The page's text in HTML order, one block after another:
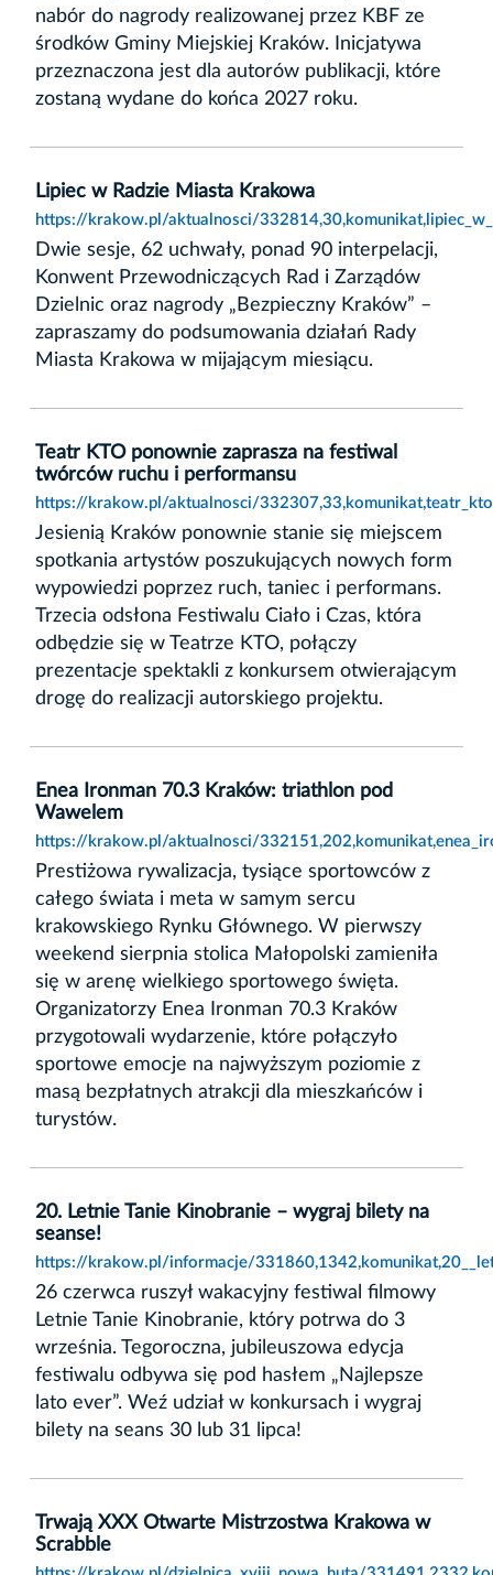
nabór do nagrody realizowanej przez KBF ze
środków Gminy Miejskiej Kraków. Inicjatywa
przeznaczona jest dla autorów publikacji, które
zostaną wydane do końca 2027 roku.
Lipiec w Radzie Miasta Krakowa
https://krakow.pl/aktualnosci/
Dwie sesje, 62 uchwały, ponad 90 interpelacji,
Konwent Przewodniczących Rad i Zarządów
Dzielnic oraz nagrody „Bezpieczny Kraków” –
zapraszamy do podsumowania działań Rady
Miasta Krakowa w mijającym miesiącu.
Teatr KTO ponownie zaprasza na festiwal
twórców ruchu i performansu
https://krakow.pl/aktualnosci/
Jesienią Kraków ponownie stanie się miejscem
spotkania artystów poszukujących nowych form
wypowiedzi poprzez ruch, taniec i performans.
Trzecia odsłona Festiwalu Ciało i Czas, która
odbędzie się w Teatrze KTO, połączy
prezentacje spektakli z konkursem otwierającym
drogę do realizacji autorskiego projektu.
Enea Ironman 70.3 Kraków: triathlon pod
Wawelem
https://krakow.pl/aktualnosci/
Prestiżowa rywalizacja, tysiące sportowców z
całego świata i meta w samym sercu
krakowskiego Rynku Głównego. W pierwszy
weekend sierpnia stolica Małopolski zamieniła
się w arenę wielkiego sportowego święta.
Organizatorzy Enea Ironman 70.3 Kraków
przygotowali wydarzenie, które połączyło
sportowe emocje na najwyższym poziomie z
masą bezpłatnych atrakcji dla mieszkańców i
turystów.
20. Letnie Tanie Kinobranie – wygraj bilety na
seanse!
https://krakow.pl/informacje/
26 czerwca ruszył wakacyjny festiwal filmowy
Letnie Tanie Kinobranie, który potrwa do 3
września. Tegoroczna, jubileuszowa edycja
festiwalu odbywa się pod hasłem „Najlepsze
lato ever”. Weź udział w konkursach i wygraj
bilety na seans 30 lub 31 lipca!
Trwają XXX Otwarte Mistrzostwa Krakowa w
Scrabble